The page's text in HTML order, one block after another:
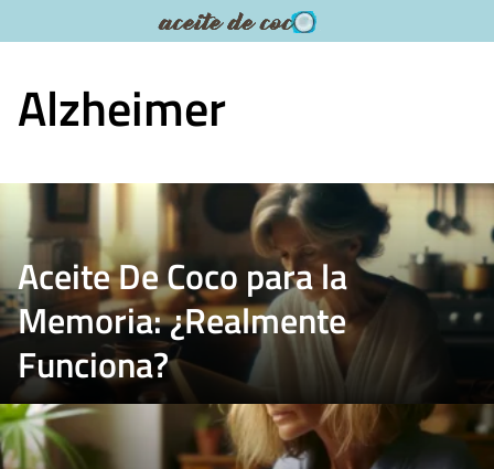
al
Alzheimer
Aceite De Coco para la
Memoria: ¿Realmente
Funciona?